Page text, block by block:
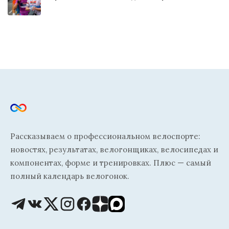
Рассказываем о профессиональном велоспорте:
новостях, результатах, велогонщиках, велосипедах и
компонентах, форме и тренировках. Плюс — самый
полный календарь велогонок.